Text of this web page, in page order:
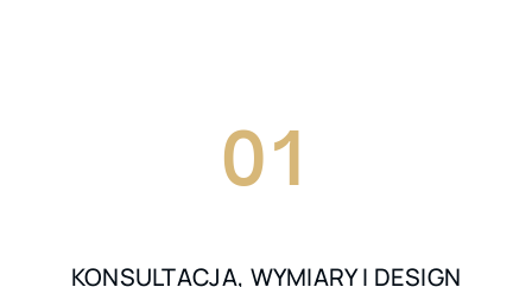
01
KONSULTACJA, WYMIARY I DESIGN